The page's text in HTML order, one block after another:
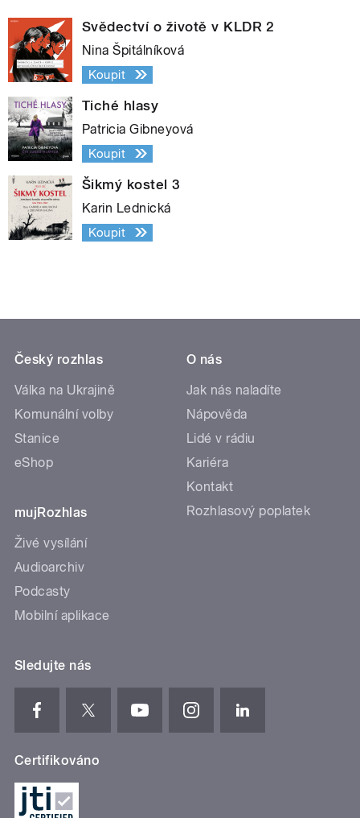
Svědectví o životě v KLDR 2
Nina Špitálníková
Koupit
Tiché hlasy
Patricia Gibneyová
Koupit
Šikmý kostel 3
Karin Lednická
Koupit
Český rozhlas
Válka na Ukrajině
Komunální volby
Stanice
eShop
mujRozhlas
Živé vysílání
Audioarchiv
Podcasty
Mobilní aplikace
O nás
Jak nás naladíte
Nápověda
Lidé v rádiu
Kariéra
Kontakt
Rozhlasový poplatek
Sledujte nás
Certifikováno